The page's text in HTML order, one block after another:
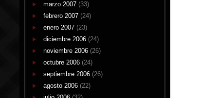
marzo 2007 (33)
febrero 2007 (24)
enero 2007 (23)
diciembre 2006 (24)
noviembre 2006 (26)
octubre 2006 (24)
septiembre 2006 (26)
agosto 2006 (22)